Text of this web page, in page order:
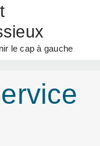
le cap à gauche